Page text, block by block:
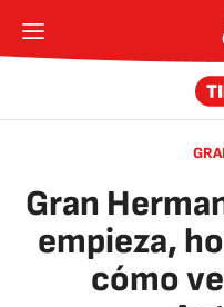
Gran
empieza,
cómo